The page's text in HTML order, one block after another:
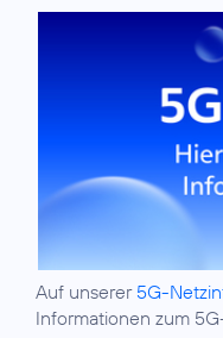
Auf unserer 5G-
Informationen zum